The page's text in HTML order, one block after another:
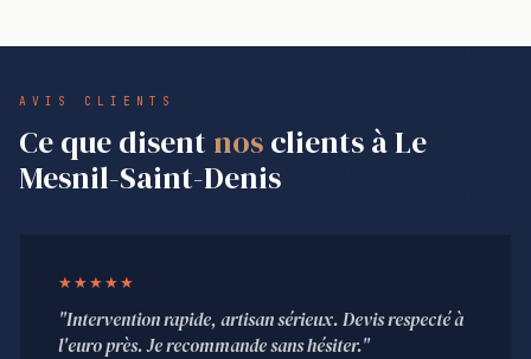
AVIS CLIENTS
Ce que disent nosclients à Le
Mesnil-Saint-Denis
★★★★★
"Intervention rapide, artisan sérieux. Devis respecté à
l'euro près. Je recommande sans hésiter."